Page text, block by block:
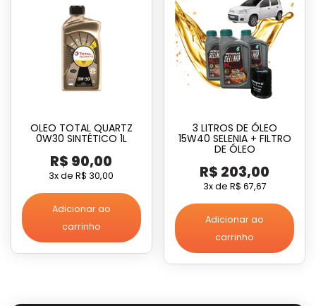
OLEO TOTAL QUARTZ
0W30 SINTÉTICO 1L
R$ 90,00
3x deR$ 30,00
Adicionar ao
carrinho
3 LITROS DE ÓLEO
15W40 SELENIA + FILTRO
DE ÓLEO
R$ 203,00
3x de R$ 67,67
Adicionar ao
carrinho